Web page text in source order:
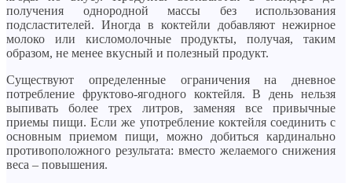
получения однородной массы без использования
подсластителей. Иногда в коктейли добавляют нежирное
молоко или кисломолочные продукты, получая, таким
образом, не менее вкусный и полезный продукт.
Существуют определенные ограничения на дневное
потребление фруктово-ягодного коктейля. В день нельзя
выпивать более трех литров, заменяя все привычные
приемы пищи. Если же употребление коктейля соединить с
основным приемом пищи, можно добиться кардинально
противоположного результата: вместо желаемого снижения
веса – повышения.